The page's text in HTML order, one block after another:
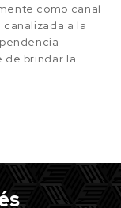
como canal
a la
de brindar la